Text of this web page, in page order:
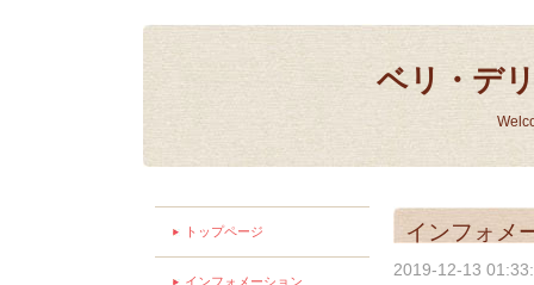
ベリ・デ
インフォメ
2019-12-13
トップページ
インフォメーション